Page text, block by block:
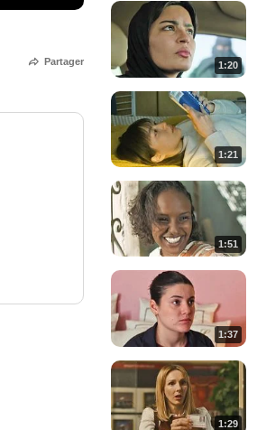
Partager 1:20
1:21
1:51
1:37
1:29